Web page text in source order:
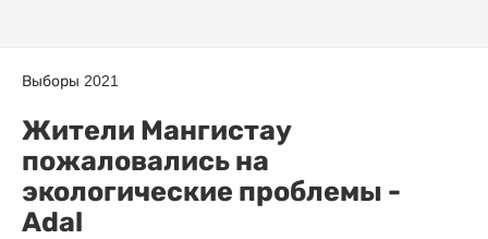
Выборы 2021
Жители Мангистау
пожаловались на
экологические проблемы -
Adal